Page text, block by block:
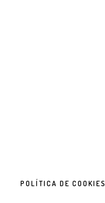
POLÍTICA DE COOKIES